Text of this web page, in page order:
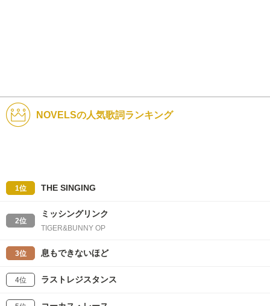
NOVELSの人気歌詞ランキング
1位 THE SINGING
2位
ミッシングリンク
TIGER&BUNNY OP
3位 息もできないほど
4位 ラストレジスタンス